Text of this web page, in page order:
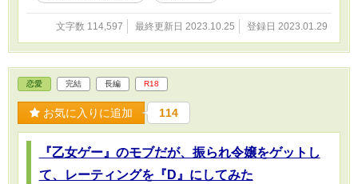
文字数 114,597 最終更新日 2023.10.25 登録日 2023.01.29
恋愛 完結 長編 R18
お気に入りに追加 114
『乙女ゲー』のモブだが、振られ令嬢をゲットし
て、レーティングを『D』にしてみた